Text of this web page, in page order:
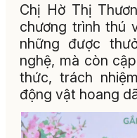
Chị Hờ Thị
chương trình thú
những được
nghệ, mà còn
thức, trách
động vật hoang